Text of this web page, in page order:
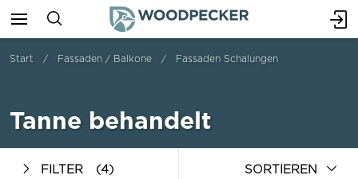
Start Fassaden / Balkone Fassaden Schalungen
Tanne behandelt
FILTER (4) SORTIEREN